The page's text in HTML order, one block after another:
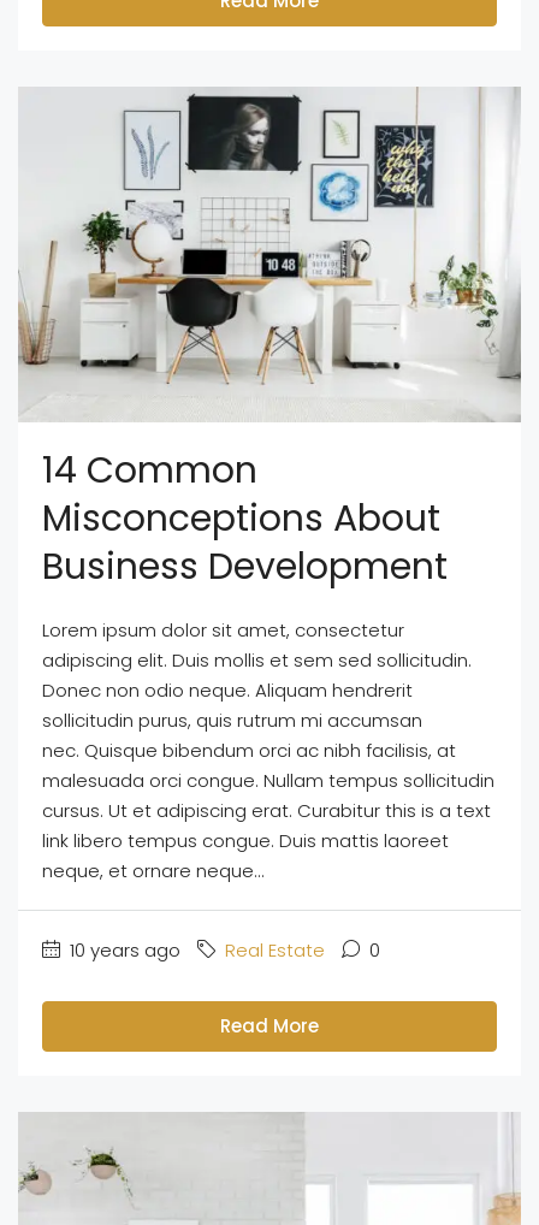
14 Common
Misconceptions About
Business Development
Lorem ipsum dolor sit amet, consectetur
adipiscing elit. Duis mollis et sem sed sollicitudin.
Donec non odio neque. Aliquam hendrerit
sollicitudin purus, quis rutrum mi accumsan
nec. Quisque bibendum orci ac nibh facilisis, at
malesuada orci congue. Nullam tempus sollicitudin
cursus. Ut et adipiscing erat. Curabitur this is a text
link libero tempus congue. Duis mattis laoreet
neque, et ornare neque...
10 years ago Real Estate 0
Read More